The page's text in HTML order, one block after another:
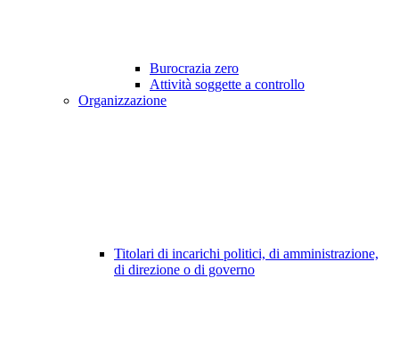
Burocrazia zero
Attività soggette a controllo
Organizzazione
Titolari di incarichi politici, di amministrazione,
di direzione o di governo